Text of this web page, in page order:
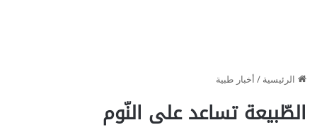
الرئيسية/أخبار طبية
الطّبيعة تساعد على النّوم